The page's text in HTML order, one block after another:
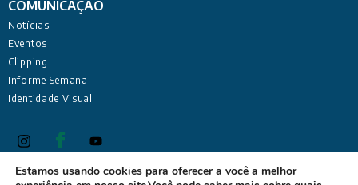
COMUNICAÇÃO
Notícias
Eventos
Clipping
Informe Semanal
Identidade Visual
Estamos usando cookies para oferecer a você a melhor